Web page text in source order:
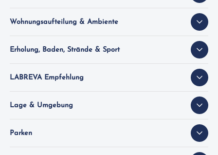
Wohnungsaufteilung & Ambiente
Erholung, Baden, Strände & Sport
LABREVA Empfehlung
Lage & Umgebung
Parken